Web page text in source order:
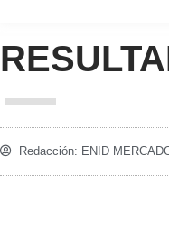
Redacción: ENID